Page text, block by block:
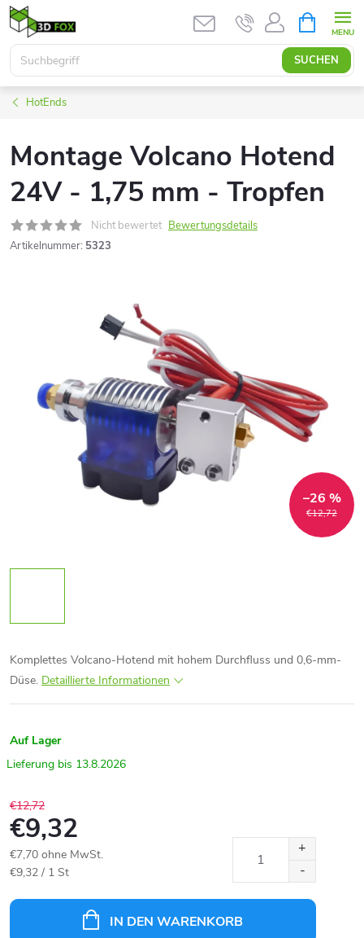
Zum
Inhalt
springen
SUCHEN
HotEnds
Montage Volcano Hotend
24V - 1,75 mm - Tropfen
Nicht bewertet Bewertungsdetails
Artikelnummer: 5323
€12,72
–26 %
Komplettes Volcano-Hotend mit hohem Durchfluss und 0,6-mm-
Düse. Detaillierte Informationen
Auf Lager
13.8.2026
€12,72
€9,32
€7,70 ohne MwSt.
Verkaufspreis:
€9,32 / 1 St
IN DEN WARENKORB